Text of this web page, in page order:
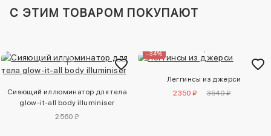
C ЭТИМ ТОВАРОМ ПОКУПАЮТ
Сияющий иллюминатор для тела
glow-it-all body illuminiser
2560 ₽
–34%
Леггинсы из джерси
2350 ₽
3540 ₽